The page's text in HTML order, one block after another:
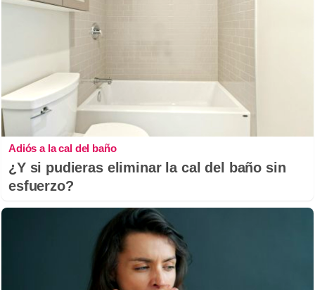
Adiós a la cal del baño
¿Y si pudieras eliminar la cal del baño sin
esfuerzo?